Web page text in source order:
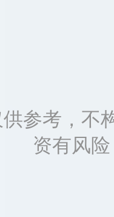
参考，不
资有风